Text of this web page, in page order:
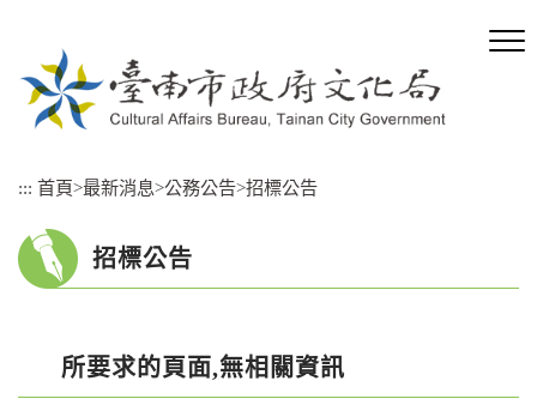
::: 首頁>最新消息>公務公告>招標公告
招標公告
所要求的頁面,無相關資訊